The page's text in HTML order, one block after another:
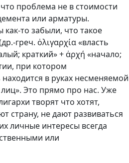
проблема не в стоимости
или арматуры.
то забыли, что такое
греч. ὀλιγαρχία «власть
краткий» + ἀρχή «начало;
при котором
находится в руках несменяемой
Это прямо про нас. Уже
творят что хотят,
страну, не дают развиваться
личные интересы всегда
или